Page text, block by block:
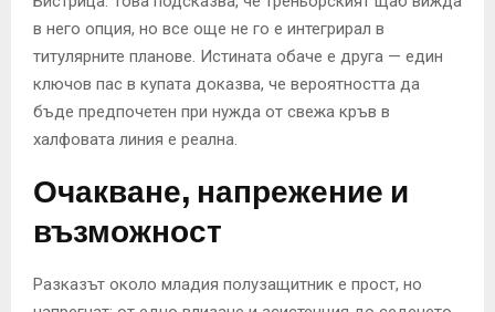
в него опция, но все още не го е интегрирал в
титулярните планове. Истината обаче е друга — един
ключов пас в купата доказва, че вероятността да
бъде предпочетен при нужда от свежа кръв в
халфовата линия е реална.
Очакване, напрежение и
възможност
Разказът около младия полузащитник е прост, но